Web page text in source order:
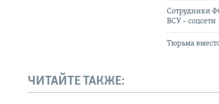
Сотрудники
ВСУ – соцсети
Тюрьма
ЧИТАЙТЕ ТАКЖЕ: